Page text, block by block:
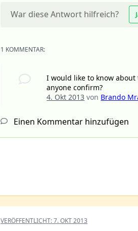
War diese Antwort hilfreich?
1 KOMMENTAR:
I would like to know
anyone confirm?
4. Okt 2013 von Brando
Einen Kommentar hinzufügen
VERÖFFENTLICHT:7. OKT 2013